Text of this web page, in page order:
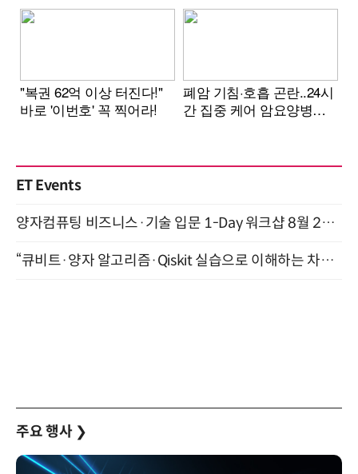
ET Events
양자컴퓨팅 비즈니스·기술 입문 1-Day 워크샵 8월 28일 개최
“큐비트·양자 알고리즘·Qiskit 실습으로 이해하는 차세대 컴퓨팅” (8/28)
주요 행사 ❯